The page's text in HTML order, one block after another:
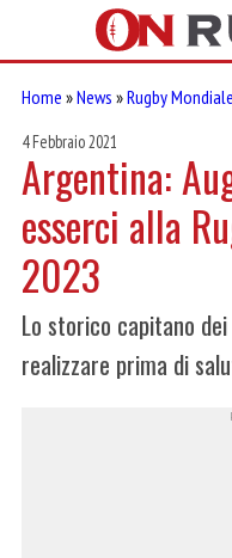
Home »News »Rugby Mondiale
4 Febbraio 2021
Argentina:
esserci alla
2023
Lo storico capitano
realizzare prima di